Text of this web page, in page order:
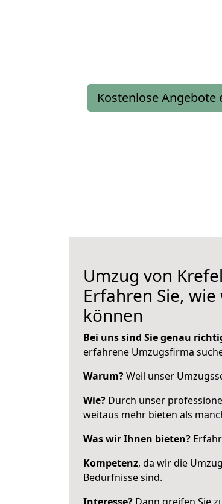
Kostenlose Angebote
Umzug von
Erfahren Sie,
können
Bei uns sind Sie genau
erfahrene Umzugsfirma
Warum?Weil unser
Wie? Durch unser
weitaus mehr bieten als
Was wir Ihnen bieten?
Kompetenz, da wir die
Bedürfnisse sind.